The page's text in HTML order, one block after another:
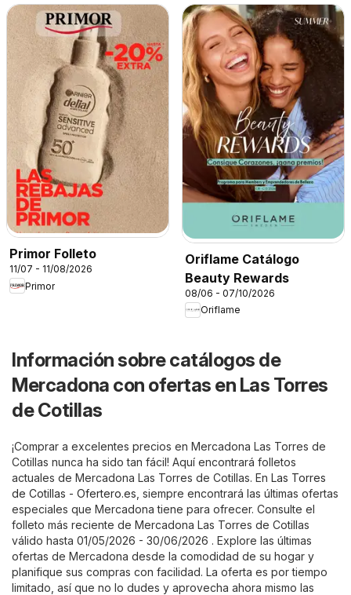
Primor Folleto
11/07 - 11/08/2026
Primor
Oriflame Catálogo
Beauty Rewards
08/06 - 07/10/2026
Oriflame
Información sobre catálogos de
Mercadona con ofertas en Las Torres
de Cotillas
¡Comprar a excelentes precios en Mercadona Las Torres de
Cotillas nunca ha sido tan fácil! Aquí encontrará folletos
actuales de Mercadona Las Torres de Cotillas. En Las Torres
de Cotillas - Ofertero.es , siempre encontrará las últimas ofertas
especiales que Mercadona tiene para ofrecer. Consulte el
folleto más reciente de Mercadona Las Torres de Cotillas
válido hasta 01/05/2026 - 30/06/2026 . Explore las últimas
ofertas de Mercadona desde la comodidad de su hogar y
planifique sus compras con facilidad. La oferta es por tiempo
limitado, así que no lo dudes y aprovecha ahora mismo las